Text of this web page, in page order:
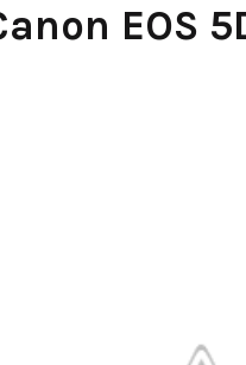
EOS